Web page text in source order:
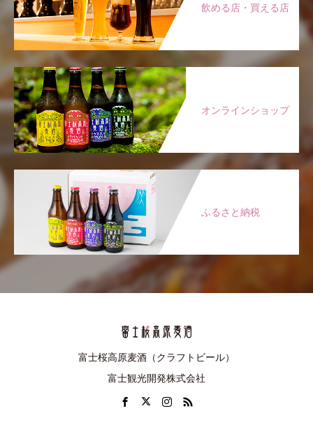
飲める店・買える店
オンラインショップ
ふるさと納税
富士桜高原麦酒（クラフトビール）
富士観光開発株式会社